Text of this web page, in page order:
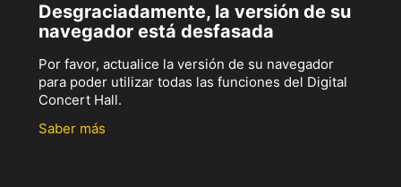
Desgraciadamente, la versión de su
navegador está desfasada
Por favor, actualice la versión de su navegador
para poder utilizar todas las funciones del Digital
Concert Hall.
Saber más